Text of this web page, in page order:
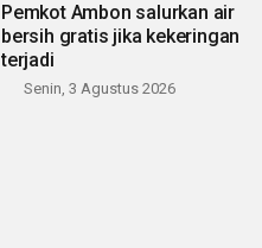
Pemkot Ambon salurkan air
bersih gratis jika kekeringan
terjadi
Senin, 3 Agustus 2026